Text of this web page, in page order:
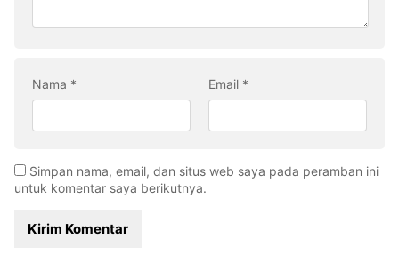
Nama * Email *
Simpan nama, email, dan situs web saya pada peramban ini
untuk komentar saya berikutnya.